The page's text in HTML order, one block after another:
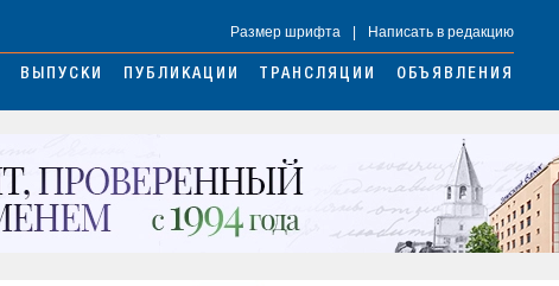
Размер шрифта Написать в редакцию
ВЫПУСКИ ПУБЛИКАЦИИ ТРАНСЛЯЦИИ ОБЪЯВЛЕНИЯ